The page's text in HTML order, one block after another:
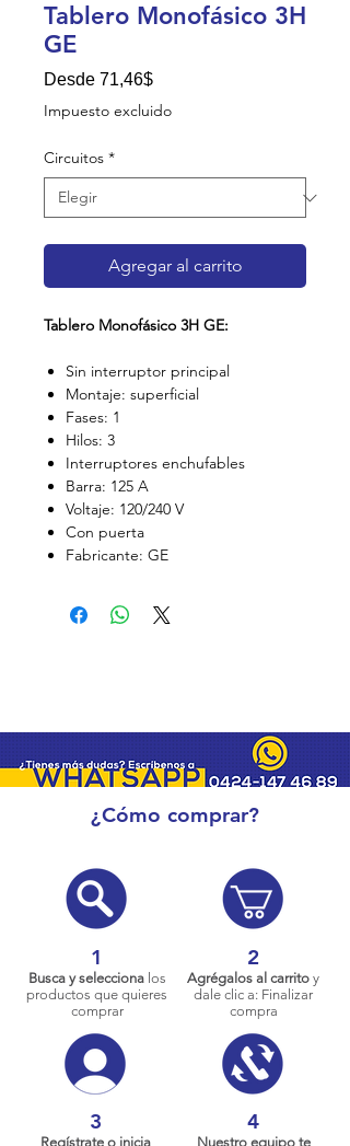
Tablero Monofásico 3H
GE
Desde 71,46$Precio de oferta
Impuesto excluido
Circuitos *
Agregar al carrito
Tablero Monofásico 3H GE:
Sin interruptor principal
Montaje: superficial
Fases: 1
Hilos: 3
Interruptores enchufables
Barra: 125 A
Voltaje: 120/240 V
Con puerta
Fabricante: GE
¿Cómo comprar?
1
Busca y seleccionalos
productos que quieres
comprar
2
Agrégalos al carrito y
dale clic a: Finalizar
compra
3
Regístrate o inicia
4
Nuestro equipo te